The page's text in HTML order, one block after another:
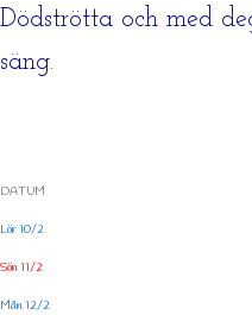
Dödströtta och med
säng.
DATUM
Lör 10/2
Sön 11/2
Mån 12/2